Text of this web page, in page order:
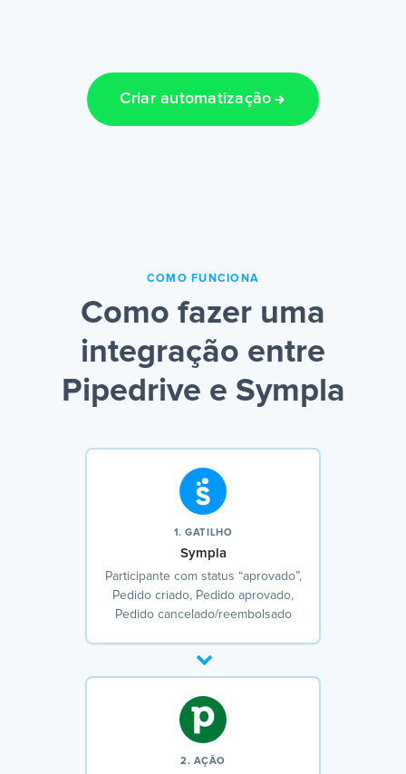
Criar automatização
COMO FUNCIONA
Como fazer uma
integração entre
Pipedrive e Sympla
1. GATILHO
Sympla
Participante com status “aprovado”,
Pedido criado, Pedido aprovado,
Pedido cancelado/reembolsado
2. AÇÃO